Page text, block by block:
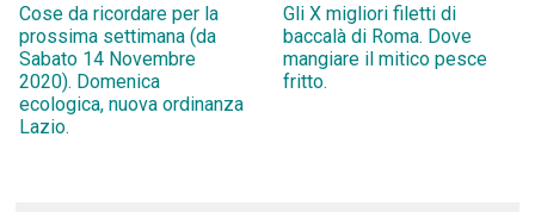
Cose da ricordare per la
prossima settimana (da
Sabato 14 Novembre
2020). Domenica
ecologica, nuova ordinanza
Lazio.
Gli X migliori filetti di
baccalà di Roma. Dove
mangiare il mitico pesce
fritto.